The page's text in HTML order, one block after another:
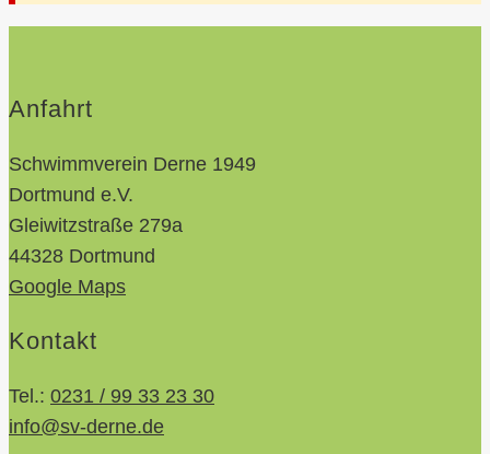
Anfahrt
Schwimmverein Derne 1949
Dortmund e.V.
Gleiwitzstraße 279a
44328 Dortmund
Google Maps
Kontakt
Tel.: 0231 / 99 33 23 30
info@sv-derne.de